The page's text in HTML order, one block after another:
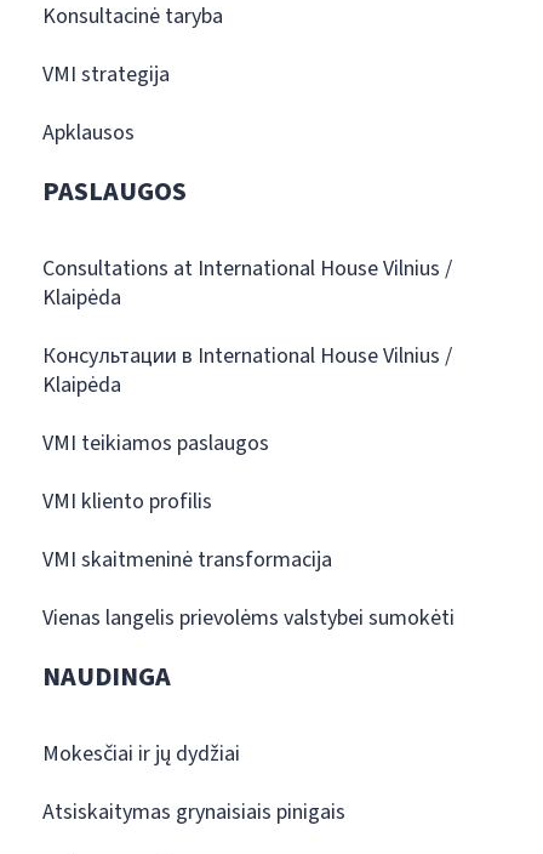
Konsultacinė taryba
VMI strategija
Apklausos
PASLAUGOS
Consultations at International House Vilnius /
Klaipėda
Консультации в International House Vilnius /
Klaipėda
VMI teikiamos paslaugos
VMI kliento profilis
VMI skaitmeninė transformacija
Vienas langelis prievolėms valstybei sumokėti
NAUDINGA
Mokesčiai ir jų dydžiai
Atsiskaitymas grynaisiais pinigais